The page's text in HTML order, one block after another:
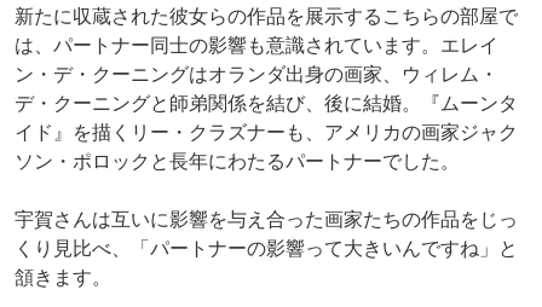
新たに収蔵された彼女らの作品を展示するこちらの部屋で
は、パートナー同士の影響も意識されています。エレイ
ン・デ・クーニングはオランダ出身の画家、ウィレム・
デ・クーニングと師弟関係を結び、後に結婚。『ムーンタ
イド』を描くリー・クラズナーも、アメリカの画家ジャク
ソン・ポロックと長年にわたるパートナーでした。
宇賀さんは互いに影響を与え合った画家たちの作品をじっ
くり見比べ、「パートナーの影響って大きいんですね」と
頷きます。